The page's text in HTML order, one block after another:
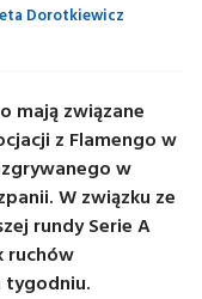
Dorotkiewicz
mają związane
z Flamengo w
w
W związku ze
rundy Serie A
ruchów
tygodniu.